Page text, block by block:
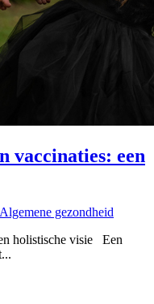
vaccinaties: een
Algemene gezondheid
holistische visie Een